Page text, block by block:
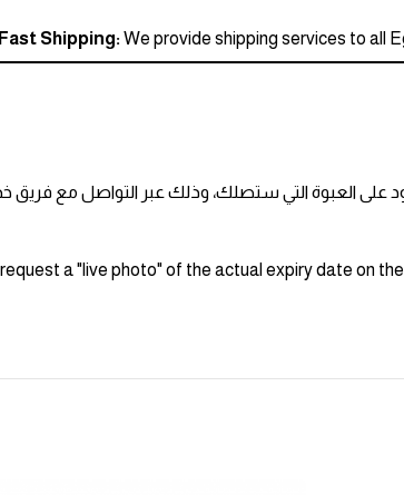
Fast Shipping: We provide shipping services to all
العبوة التي ستصلك، وذلك عبر التواصل مع فريق
a "live photo" of the actual expiry date on